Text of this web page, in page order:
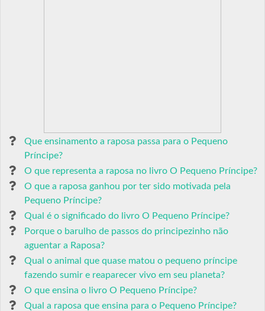
Que ensinamento a raposa passa para o Pequeno
Príncipe?
O que representa a raposa no livro O Pequeno Príncipe?
O que a raposa ganhou por ter sido motivada pela
Pequeno Príncipe?
Qual é o significado do livro O Pequeno Príncipe?
Porque o barulho de passos do principezinho não
aguentar a Raposa?
Qual o animal que quase matou o pequeno príncipe
fazendo sumir e reaparecer vivo em seu planeta?
O que ensina o livro O Pequeno Príncipe?
Qual a raposa que ensina para o Pequeno Príncipe?